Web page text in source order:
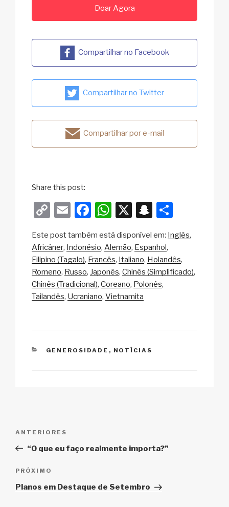
Doar Agora
Compartilhar no Facebook
Compartilhar no Twitter
Compartilhar por e-mail
Share this post:
C
p
y
Li
n
E
ail
F
c
e
b
o
W
at
s
A
p
X
S
a
p
c
h
ar
e
Este post também está disponível em: Inglês
Africâner Indonésio Alemão Espanhol
Filipino (Tagalo) Francês Italiano Holandês
Romeno Russo Japonês Chinês (Simplificado)
Chinês (Tradicional) Coreano Polonês
Tailandês Ucraniano Vietnamita
CATEGORIAS
GENEROSIDADE , NOTÍCIAS
Post
Post
anterior
ANTERIORES
“O que eu faço realmente importa?”
Próximo
post
PRÓXIMO
Planos em Destaque de Setembro